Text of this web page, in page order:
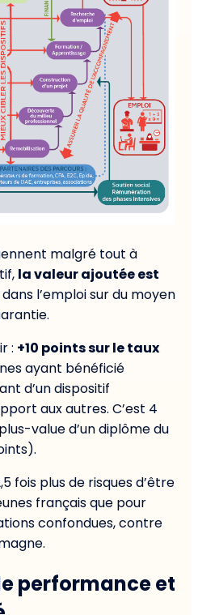
malgré tout à
la valeur ajoutée est
dans l’emploi sur du moyen
: +10 points sur le taux
ayant bénéficié
d’un dispositif
aux autres. C’est 4
value d’un diplôme du
fois plus de risques d’être
français que pour
confondues, contre
performance et